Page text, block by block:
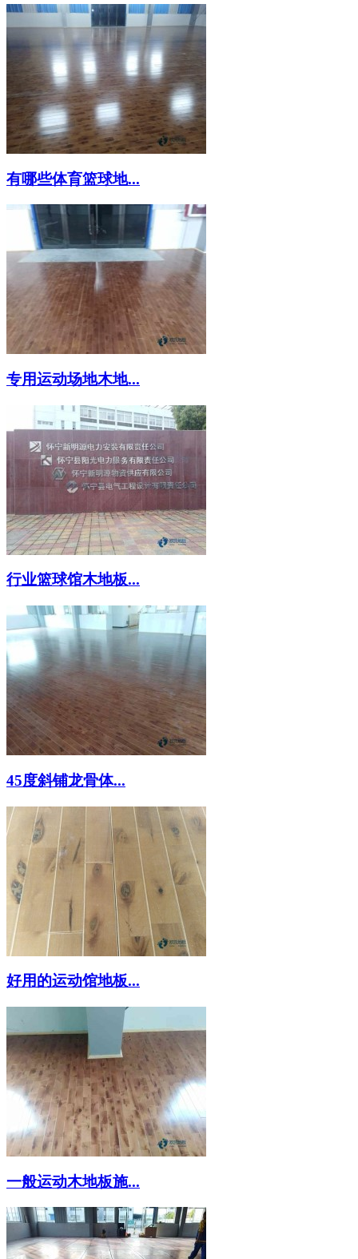
有哪些体育篮球地...
专用运动场地木地...
行业篮球馆木地板...
45度斜铺龙骨体...
好用的运动馆地板...
一般运动木地板施...